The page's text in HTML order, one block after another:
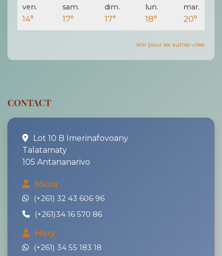
ven.
14°
sam.
17°
dim.
17°
lun.
18°
mar.
20°
Voir pour les autres villes
CONTACT
Lot 10 B Imerinafovoany
Talatamaty
105 Antananarivo
Miora
(+261) 32 43 606 96
(+261)34 16 570 86
Hery
(+261) 34 55 183 18